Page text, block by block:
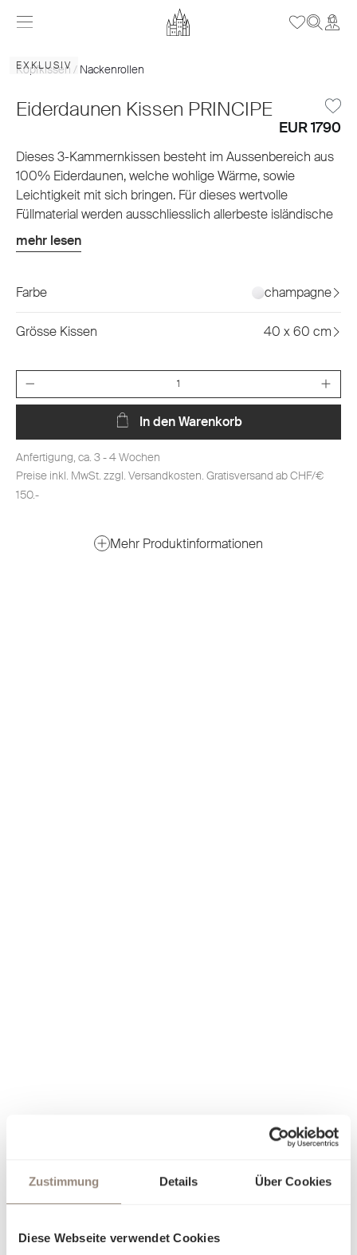
Zustimmung Details Über Cookies
Diese Webseite verwendet Cookies
EXKLUSIV
Kopfkissen / Nackenrollen
Eiderdaunen Kissen PRINCIPE
EUR 1790
Dieses 3-Kammernkissen besteht im Aussenbereich aus
100% Eiderdaunen, welche wohlige Wärme, sowie
Leichtigkeit mit sich bringen. Für dieses wertvolle
Füllmaterial werden ausschliesslich allerbeste isländische
Eiderdaunen von freilebenden Eiderenten in
stundenlanger, liebevoller Handarbeit sorgfältig verlesen.
gereinigt und weiterverarbeitet. Der Innenbereich des
Kissens besteht aus 90% neuer, silberner Gänsedaunen,
sowie 10% silberner Federchen. Der edle,
besonders schnellen Feuchtigkeitstransport und beste
Luftzirkulation.
Das Kissen aus reinen Eiderdaunen beschert
unvergleichlichen, luxuriösen Wohlfühlschlaf.
mehr lesen
Farbe champagne
Grösse Kissen 40 x 60 cm
Anzahl
In den Warenkorb
Anfertigung, ca. 3 - 4 Wochen
Preise inkl. MwSt. zzgl. Versandkosten. Gratisversand ab CHF/€
150.-
Mehr Produktinformationen